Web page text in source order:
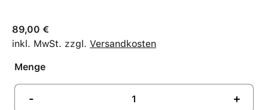
89,00 €
inkl. MwSt. zzgl. Versandkosten
Menge
- +